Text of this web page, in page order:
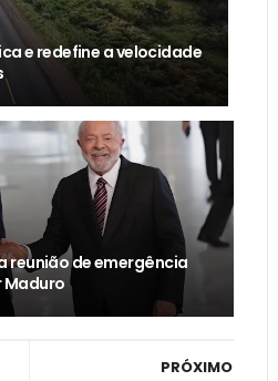
e redefine a velocidade
reunião de emergência
Maduro
PRÓXIMO